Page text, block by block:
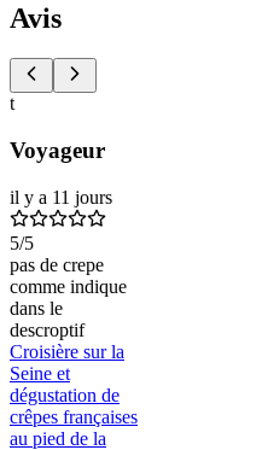
Avis
t
Voyageur
il y a 11 jours
5/5
pas de crepe
comme indique
dans le
descroptif
Croisière sur la
Seine et
dégustation de
crêpes françaises
au pied de la